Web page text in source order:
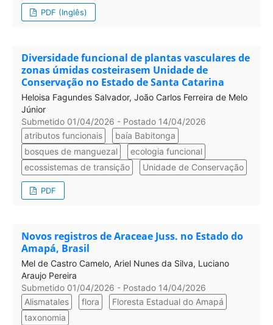
PDF (Inglês)
Diversidade funcional de plantas vasculares de
zonas úmidas costeirasem Unidade de
Conservação no Estado de Santa Catarina
Heloisa Fagundes Salvador, João Carlos Ferreira de Melo
Júnior
Submetido 01/04/2026 - Postado 14/04/2026
atributos funcionais
baía Babitonga
bosques de manguezal
ecologia funcional
ecossistemas de transição
Unidade de Conservação
PDF
Novos registros de Araceae Juss. no Estado do
Amapá, Brasil
Mel de Castro Camelo, Ariel Nunes da Silva, Luciano
Araujo Pereira
Submetido 01/04/2026 - Postado 14/04/2026
Alismatales
flora
Floresta Estadual do Amapá
taxonomia